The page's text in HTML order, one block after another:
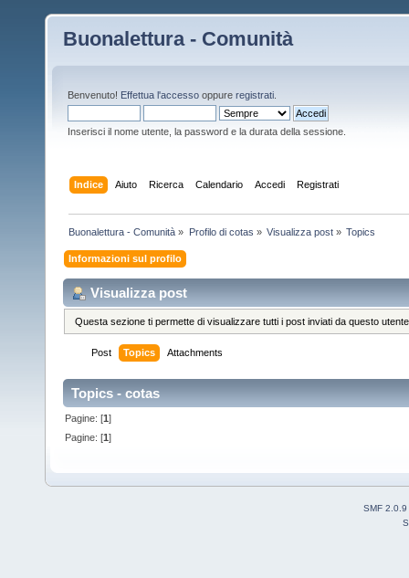
Buonalettura - Comunità
Benvenuto! Effettua l'accesso oppure registrati
Inserisci il nome utente, la password e la durata della sessione.
Indice Aiuto Ricerca Calendario Accedi Registrati
Buonalettura - Comunità » Profilo di cotas » Visualizza post» Topics
Informazioni sul profilo
Visualizza post
Questa sezione ti permette di visualizzare tutti i post inviati da questo
Post Topics Attachments
Topics - cotas
Pagine: [1]
Pagine: [1]
SMF 2.0.9